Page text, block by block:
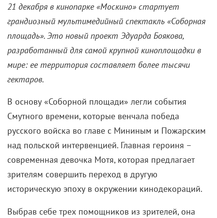
21 декабря в кинопарке «Москино» стартует
грандиозный мультимедийный спектакль «Соборная
площадь». Это новый проект Эдуарда Боякова,
разработанный для самой крупной киноплощадки в
мире: ее территория составляет более тысячи
гектаров.
В основу «Соборной площади» легли события
Смутного времени, которые венчала победа
русского войска во главе с Мининым и Пожарским
над польской интервенцией. Главная героиня –
современная девочка Мотя, которая предлагает
зрителям совершить переход в другую
историческую эпоху в окружении кинодекораций.
Выбрав себе трех помощников из зрителей, она